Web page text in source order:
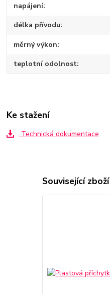
napájení
délka přívodu
měrný výkon
teplotní odolnost
Ke stažení
Technická dokumentace
Související zboží